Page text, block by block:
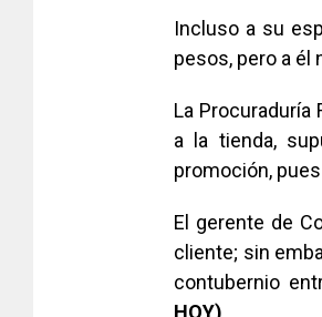
Incluso a su
pesos, pero a él
La Procuraduría
a la tienda,
promoción,
El gerente de
cliente; sin
contubernio
HOY)